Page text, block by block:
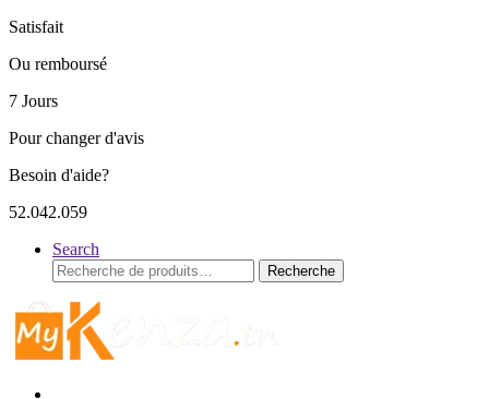
Satisfait
Ou remboursé
7 Jours
Pour changer d'avis
Besoin d'aide?
52.042.059
Search
Recherche
pour :
Recherche